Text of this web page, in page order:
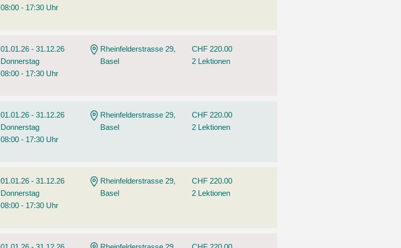
08:00 - 17:30 Uhr
01.01.26 - 31.12.26
Donnerstag
08:00 - 17:30 Uhr
Rheinfelderstrasse 29,
Basel
CHF 220.00
2 Lektionen
01.01.26 - 31.12.26
Donnerstag
08:00 - 17:30 Uhr
Rheinfelderstrasse 29,
Basel
CHF 220.00
2 Lektionen
01.01.26 - 31.12.26
Donnerstag
08:00 - 17:30 Uhr
Rheinfelderstrasse 29,
Basel
CHF 220.00
2 Lektionen